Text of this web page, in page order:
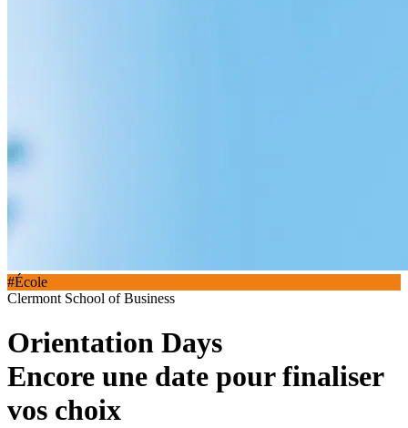
#École
Clermont School of Business
Orientation Days
Encore une date pour finaliser
vos choix